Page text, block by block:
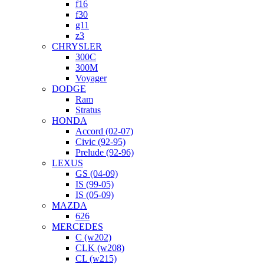
f16
f30
g11
z3
CHRYSLER
300C
300M
Voyager
DODGE
Ram
Stratus
HONDA
Accord (02-07)
Civic (92-95)
Prelude (92-96)
LEXUS
GS (04-09)
IS (99-05)
IS (05-09)
MAZDA
626
MERCEDES
C (w202)
CLK (w208)
CL (w215)